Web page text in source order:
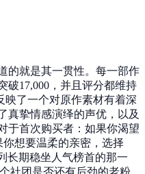
的就是其一贯性。每一部作
17,000，并且评分都维持
映了一个对原作素材有着深
真挚情感演绎的声优，以及
于首次购买者：如果你渴望
想要温柔的亲密，选择
长期稳坐人气榜首的那一